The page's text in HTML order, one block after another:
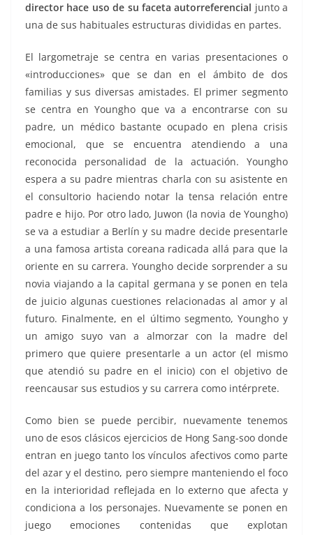
director hace uso de su faceta autorreferencial junto a
una de sus habituales estructuras divididas en partes.
El largometraje se centra en varias presentaciones o
«introducciones» que se dan en el ámbito de dos
familias y sus diversas amistades. El primer segmento
se centra en Youngho que va a encontrarse con su
padre, un médico bastante ocupado en plena crisis
emocional, que se encuentra atendiendo a una
reconocida personalidad de la actuación. Youngho
espera a su padre mientras charla con su asistente en
el consultorio haciendo notar la tensa relación entre
padre e hijo. Por otro lado, Juwon (la novia de Youngho)
se va a estudiar a Berlín y su madre decide presentarle
a una famosa artista coreana radicada allá para que la
oriente en su carrera. Youngho decide sorprender a su
novia viajando a la capital germana y se ponen en tela
de juicio algunas cuestiones relacionadas al amor y al
futuro. Finalmente, en el último segmento, Youngho y
un amigo suyo van a almorzar con la madre del
primero que quiere presentarle a un actor (el mismo
que atendió su padre en el inicio) con el objetivo de
reencausar sus estudios y su carrera como intérprete.
Como bien se puede percibir, nuevamente tenemos
uno de esos clásicos ejercicios de Hong Sang-soo donde
entran en juego tanto los vínculos afectivos como parte
del azar y el destino, pero siempre manteniendo el foco
en la interioridad reflejada en lo externo que afecta y
condiciona a los personajes. Nuevamente se ponen en
juego emociones contenidas que explotan